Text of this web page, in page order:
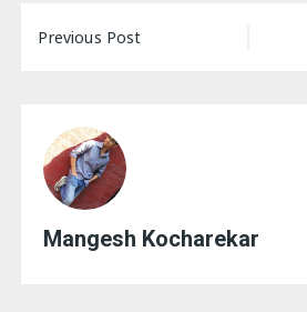
Post
Previous Post
Mangesh Kocharekar